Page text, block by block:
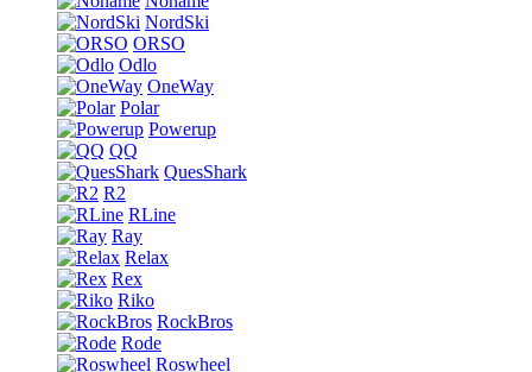
NordSki
ORSO
Odlo
OneWay
Polar
Powerup
QQ
QuesShark
R2
RLine
Ray
Relax
Rex
Riko
RockBros
Rode
Roswheel